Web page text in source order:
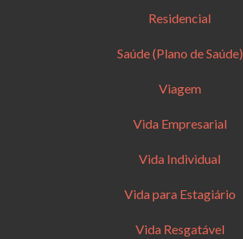
Residencial
Saúde (Plano de Saúde)
Viagem
Vida Empresarial
Vida Individual
Vida para Estagiário
Vida Resgatável